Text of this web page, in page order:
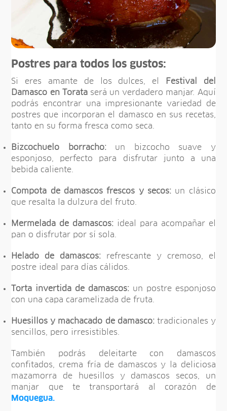
Postres para todos los gustos:
Si eres amante de los dulces, el
Festival del
Damasco en Torataserá un verdadero manjar. Aquí
podrás encontrar una impresionante variedad de
postres que incorporan el damasco en sus recetas,
tanto en su forma fresca como seca.
Bizcochuelo borracho:un bizcocho suave y
esponjoso, perfecto para disfrutar junto a una
bebida caliente.
Compota de damascos frescos y secos:un clásico
que resalta la dulzura del fruto.
Mermelada de damascos: ideal para acompañar el
pan o disfrutar por sí sola.
Helado de damascos: refrescante y cremoso, el
postre ideal para días cálidos.
Torta invertida de damascos: un postre esponjoso
con una capa caramelizada de fruta.
Huesillos y machacado de damasco:tradicionales y
sencillos, pero irresistibles.
También podrás deleitarte con damascos
confitados, crema fría de damascos y la deliciosa
mazamorra de huesillos y damascos secos, un
manjar que te transportará al corazón de
Moquegua.